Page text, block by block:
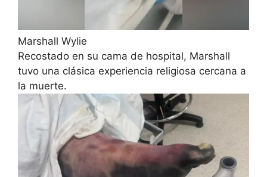
Marshall Wylie
Recostado en su cama de hospital, Marshall
tuvo una clásica experiencia religiosa cercana a
la muerte.